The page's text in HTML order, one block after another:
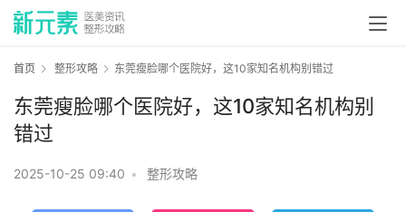
首页 整形攻略 东莞瘦脸哪个医院好，这10家知名机构别错过
东莞瘦脸哪个医院好，这10家知名机构别
错过
2025-10-25 09:40 • 整形攻略